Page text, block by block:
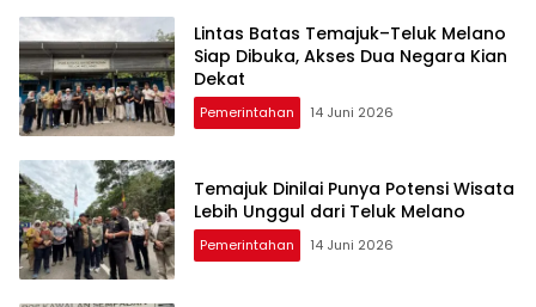
Lintas Batas Temajuk–Teluk Melano
Siap Dibuka, Akses Dua Negara Kian
Dekat
Pemerintahan 14 Juni 2026
Temajuk Dinilai Punya Potensi Wisata
Lebih Unggul dari Teluk Melano
Pemerintahan 14 Juni 2026